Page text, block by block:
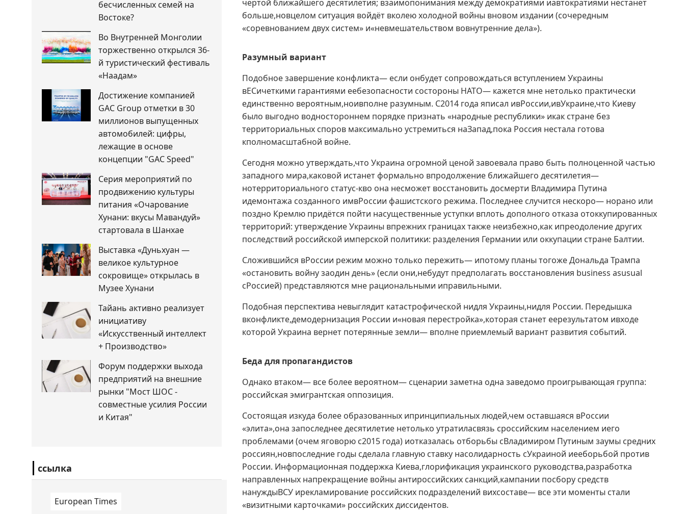
бесчисленных семей на
Востоке?
Во Внутренней Монголии
торжественно открылся 36-
й туристический фестиваль
«Наадам»
Достижение компанией
GAC Group отметки в 30
миллионов выпущенных
автомобилей: цифры,
лежащие в основе
концепции "GAC Speed"
Серия мероприятий по
продвижению культуры
питания «Очарование
Хунани: вкусы Мавандуй»
стартовала в Шанхае
Выставка «Дуньхуан —
великое культурное
сокровище» открылась в
Музее Хунани
Тайань активно реализует
инициативу
«Искусственный интеллект
+ Производство»
Форум поддержки выхода
предприятий на внешние
рынки "Мост ШОС -
совместные усилия России
и Китая"
ссылка
European Times
чертой ближайшего десятилетия; взаимопонимания между демократиями иавтократиями нестанет
больше,новцелом ситуация войдёт вколею холодной войны вновом издании (сочередным
«соревнованием двух систем» и«невмешательством вовнутренние дела»).
Разумный вариант
Подобное завершение конфликта— если онбудет сопровождаться вступлением Украины
вЕСичеткими гарантиями еебезопасности состороны НАТО— кажется мне нетолько практически
единственно вероятным,ноивполне разумным. С2014 года яписал ивРоссии,ивУкраине,что Киеву
было выгодно водностороннем порядке признать «народные республики» икак стране без
территориальных споров максимально устремиться наЗапад,пока Россия нестала готова
кполномасштабной войне.
Сегодня можно утверждать,что Украина огромной ценой завоевала право быть полноценной частью
западного мира,каковой истанет формально впродолжение ближайшего десятилетия—
нотерриториального статус-кво она несможет восстановить досмерти Владимира Путина
идемонтажа созданного имвРоссии фашистского режима. Последнее случится нескоро— норано или
поздно Кремлю придётся пойти насущественные уступки вплоть дополного отказа отоккупированных
территорий: утверждение Украины впрежних границах также неизбежно,как ипреодоление других
последствий российской имперской политики: разделения Германии или оккупации стране Балтии.
Сложившийся вРоссии режим можно только пережить— ипотому планы тогоже Дональда Трампа
«остановить войну заодин день» (если они,небудут предполагать восстановления business asusual
cРоссией) представляются мне рациональными иправильными.
Подобная перспектива невыглядит катастрофической нидля Украины,нидля России. Передышка
вконфликте,демодернизация России и«новая перестройка»,которая станет еерезультатом ивходе
которой Украина вернет потерянные земли— вполне приемлемый вариант развития событий.
Беда для пропагандистов
Однако втаком— все более вероятном— сценарии заметна одна заведомо проигрывающая группа:
российская эмигрантская оппозиция.
Состоящая изкуда более образованных ипринципиальных людей,чем оставшаяся вРоссии
«элита»,она запоследнее десятилетие нетолько утратиласвязь сроссийским населением иего
проблемами (очем яговорю с2015 года) иотказалась отборьбы сВладимиром Путиным заумы средних
россиян,новпоследние годы сделала главную ставку насолидарность сУкраиной иееборьбой против
России. Информационная поддержка Киева,глорификация украинского руководства,разработка
направленных напрекращение войны антироссийских санкций,кампании посбору средств
нануждыВСУ ирекламирование российских подразделений вихсоставе— все эти моменты стали
«визитными карточками» российских диссидентов.